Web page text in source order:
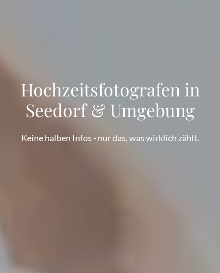
Hochzeitsfotografen in
Seedorf & Umgebung
Keine halben Infos - nur das, was wirklich zählt.